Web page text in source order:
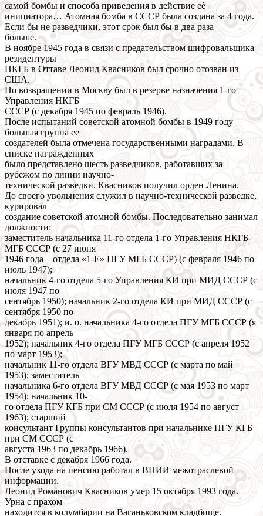
самой бомбы и способа приведения в действие еѐ
инициатора… Атомная бомба в СССР была создана за 4 года.
Если бы не разведчики, этот срок был бы в два раза
больше.
В ноябре 1945 года в связи с предательством шифровальщика
резидентуры
НКГБ в Оттаве Леонид Квасников был срочно отозван из
США.
По возвращении в Москву был в резерве назначения 1-го
Управления НКГБ
СССР (с декабря 1945 по февраль 1946).
После испытаний советской атомной бомбы в 1949 году
большая группа ее
создателей была отмечена государственными наградами. В
списке награжденных
было представлено шесть разведчиков, работавших за
рубежом по линии научно-
технической разведки. Квасников получил орден Ленина.
До своего увольнения служил в научно-технической разведке,
курировал
создание советской атомной бомбы. Последовательно занимал
должности:
заместитель начальника 11-го отдела 1-го Управления НКГБ-
МГБ СССР (с 27 июня
1946 года – отдела «1-Е» ПГУ МГБ СССР) (с февраля 1946 по
июль 1947);
начальник 4-го отдела 5-го Управления КИ при МИД СССР (с
июля 1947 по
сентябрь 1950); начальник 2-го отдела КИ при МИД СССР (с
сентября 1950 по
декабрь 1951); и. о. начальника 4-го отдела ПГУ МГБ СССР (я
января по апрель
1952); начальник 4-го отдела ПГУ МГБ СССР (с апреля 1952
по март 1953);
начальник 11-го отдела ВГУ МВД СССР (с марта по май
1953); заместитель
начальника 6-го отдела ВГУ МВД СССР (с мая 1953 по март
1954); начальник 10-
го отдела ПГУ КГБ при СМ СССР (с июля 1954 по август
1963); старший
консультант Группы консультантов при начальнике ПГУ КГБ
при СМ СССР (с
августа 1963 по декабрь 1966).
В отставке с декабря 1966 года.
После ухода на пенсию работал в ВНИИ межотраслевой
информации.
Леонид Романович Квасников умер 15 октября 1993 года.
Урна с прахом
находится в колумбарии на Ваганьковском кладбище.